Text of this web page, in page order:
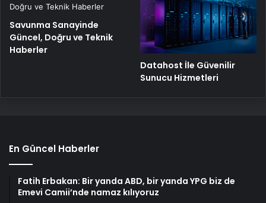
Savunma Sanayinde
Güncel, Doğru ve Teknik
Haberler
Datahost İle Güvenilir
Sunucu Hizmetleri
En Güncel Haberler
Fatih Erbakan: Bir yanda ABD, bir yanda YPG biz de
Emevi Camii’nde namaz kılıyoruz